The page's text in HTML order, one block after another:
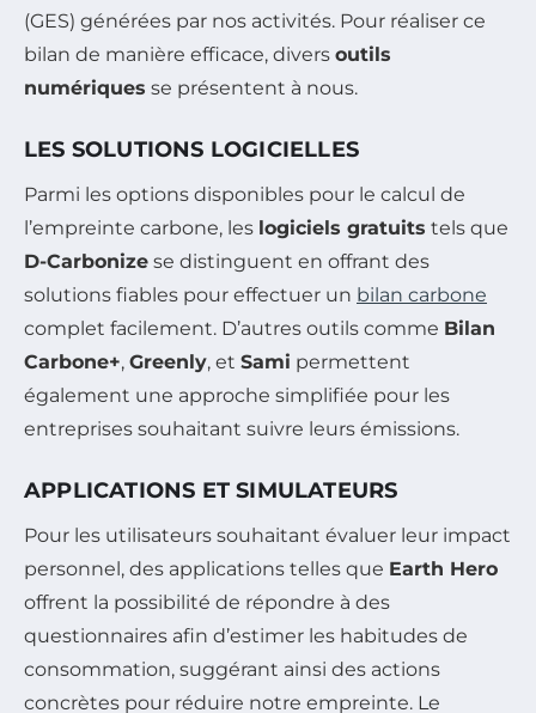
(GES) générées par nos activités. Pour réaliser ce
bilan de manière efficace, divers outils
numériques se présentent à nous.
LES SOLUTIONS LOGICIELLES
Parmi les options disponibles pour le calcul de
l’empreinte carbone, les logiciels gratuits tels que
D-Carbonize se distinguent en offrant des
solutions fiables pour effectuer un bilan carbone
complet facilement. D’autres outils comme Bilan
Carbone+, Greenly, et Sami permettent
également une approche simplifiée pour les
entreprises souhaitant suivre leurs émissions.
APPLICATIONS ET SIMULATEURS
Pour les utilisateurs souhaitant évaluer leur impact
personnel, des applications telles que Earth Hero
offrent la possibilité de répondre à des
questionnaires afin d’estimer les habitudes de
consommation, suggérant ainsi des actions
concrètes pour réduire notre empreinte. Le